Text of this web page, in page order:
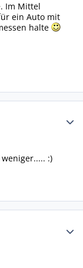
Im Mittel
ein Auto mit
halte
:)